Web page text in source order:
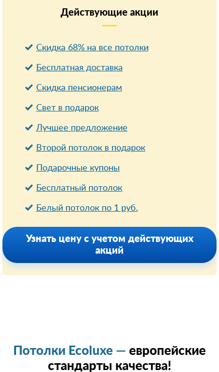
Действующие акции
Скидка 68% на все потолки
Бесплатная доставка
Cкидка пенсионерам
Свет в подарок
Лучшее предложение
Второй потолок в подарок
Подарочные купоны
Бесплатный потолок
Белый потолок по 1 руб.
Узнать цену с учетом действующих
акций
Потолки Ecoluxe — европейские
стандарты качества!